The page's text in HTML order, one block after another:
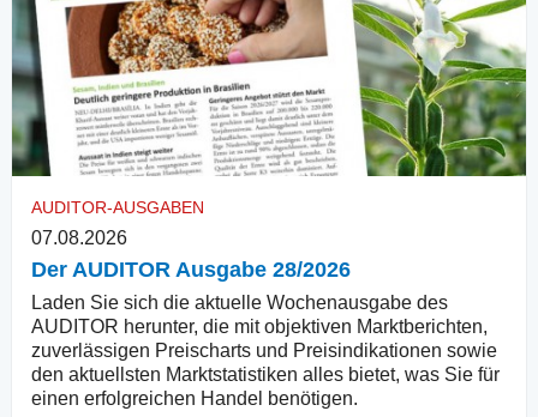
AUDITOR-AUSGABEN
07.08.2026
Der AUDITOR Ausgabe 28/2026
Laden Sie sich die aktuelle Wochenausgabe des
AUDITOR herunter, die mit objektiven Marktberichten,
zuverlässigen Preischarts und Preisindikationen sowie
den aktuellsten Marktstatistiken alles bietet, was Sie für
einen erfolgreichen Handel benötigen.